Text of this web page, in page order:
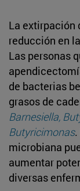
La extirpación
reducción en
Las personas
de bacterias
grasos de
Barnesiella,
Butyricimonas.
microbiana
aumentar
diversas